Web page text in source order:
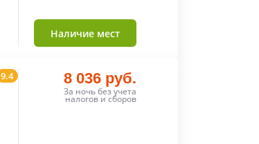
Наличие мест
9.4 8 036 руб.
За ночь без учета
налогов и сборов